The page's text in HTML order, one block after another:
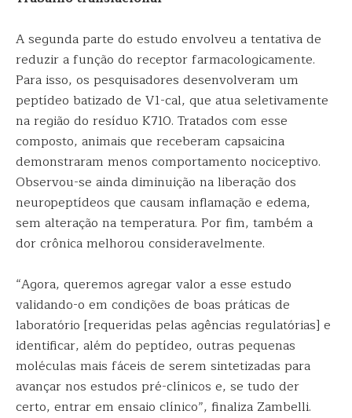
A segunda parte do estudo envolveu a tentativa de
reduzir a função do receptor farmacologicamente.
Para isso, os pesquisadores desenvolveram um
peptídeo batizado de V1-cal, que atua seletivamente
na região do resíduo K710. Tratados com esse
composto, animais que receberam capsaicina
demonstraram menos comportamento nociceptivo.
Observou-se ainda diminuição na liberação dos
neuropeptídeos que causam inflamação e edema,
sem alteração na temperatura. Por fim, também a
dor crônica melhorou consideravelmente.
“Agora, queremos agregar valor a esse estudo
validando-o em condições de boas práticas de
laboratório [requeridas pelas agências regulatórias] e
identificar, além do peptídeo, outras pequenas
moléculas mais fáceis de serem sintetizadas para
avançar nos estudos pré-clínicos e, se tudo der
certo, entrar em ensaio clínico”, finaliza Zambelli.